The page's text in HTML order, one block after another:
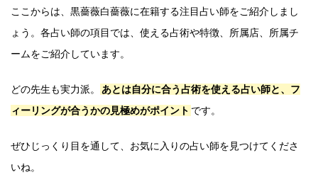
ここからは、黒薔薇白薔薇に在籍する注目占い師をご紹介しまし
ょう。各占い師の項目では、使える占術や特徴、所属店、所属チ
ームをご紹介しています。
どの先生も実力派。
あとは自分に合う占術を使える占い師と、フ
ィーリングが合うかの見極めがポイント です。
ぜひじっくり目を通して、お気に入りの占い師を見つけてくださ
いね。